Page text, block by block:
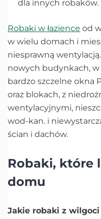
dla innych robaków.
Robaki w łazience od
w wielu domach i
niesprawną
nowych budynkach,
bardzo szczelne okna
oraz blokach, z
wentylacyjnymi,
wod-kan. i
ścian i dachów.
Robaki, które
domu
Jakie robaki z